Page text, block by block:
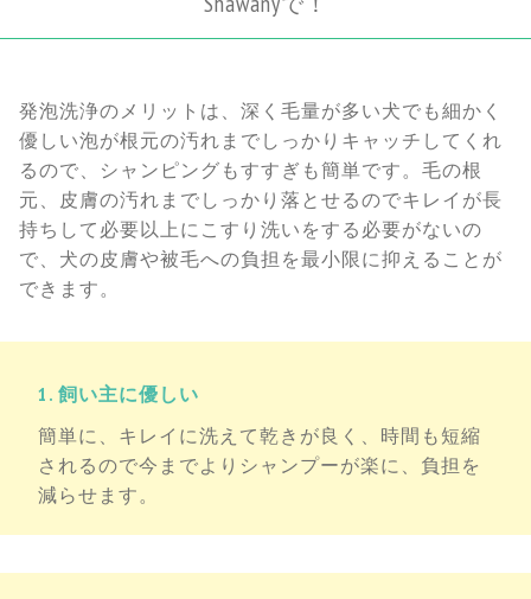
発泡洗浄のメリットは、深く毛量が多い犬でも細かく
優しい泡が根元の汚れまでしっかりキャッチしてくれ
るので、シャンピングもすすぎも簡単です。毛の根
元、皮膚の汚れまでしっかり落とせるのでキレイが長
持ちして必要以上にこすり洗いをする必要がないの
で、犬の皮膚や被毛への負担を最小限に抑えることが
できます。
1. 飼い主に優しい
簡単に、キレイに洗えて乾きが良く、時間も短縮
されるので今までよりシャンプーが楽に、負担を
減らせます。